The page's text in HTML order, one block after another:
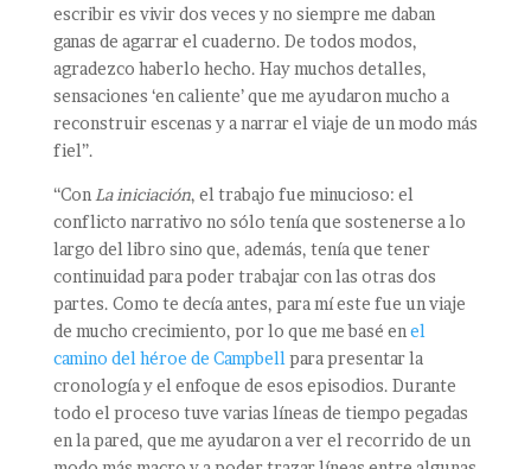
escribir es vivir dos veces y no siempre me daban
ganas de agarrar el cuaderno. De todos modos,
agradezco haberlo hecho. Hay muchos detalles,
sensaciones ‘en caliente’ que me ayudaron mucho a
reconstruir escenas y a narrar el viaje de un modo más
fiel”.
“Con La iniciación, el trabajo fue minucioso: el
conflicto narrativo no sólo tenía que sostenerse a lo
largo del libro sino que, además, tenía que tener
continuidad para poder trabajar con las otras dos
partes. Como te decía antes, para mí este fue un viaje
de mucho crecimiento, por lo que me basé en el
camino del héroe de Campbell para presentar la
cronología y el enfoque de esos episodios. Durante
todo el proceso tuve varias líneas de tiempo pegadas
en la pared, que me ayudaron a ver el recorrido de un